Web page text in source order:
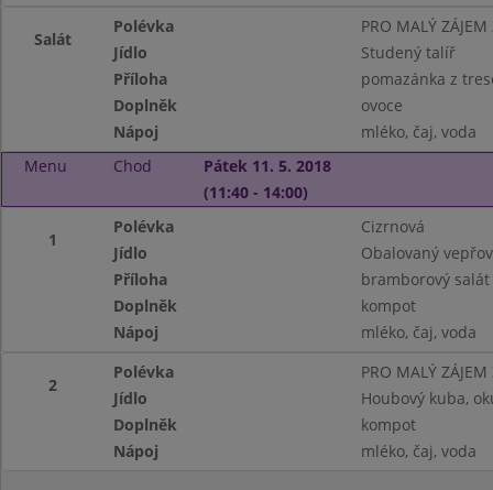
Salát
Polévka
PRO MALÝ
Jídlo
Studený talíř
Příloha
pomazánka z
Doplněk
ovoce
Nápoj
mléko, čaj, voda
Menu
Chod
Pátek 11. 5. 2018
(11:40 - 14:00)
1
Polévka
Cizrnová
Jídlo
Obalovaný
Příloha
bramborový salát
Doplněk
kompot
Nápoj
mléko, čaj, voda
2
Polévka
PRO MALÝ
Jídlo
Houbový kuba,
Doplněk
kompot
Nápoj
mléko, čaj, voda